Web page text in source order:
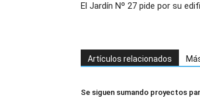
El Jardín Nº 27 pide por su
Artículos relacionados
Se siguen sumando proyectos